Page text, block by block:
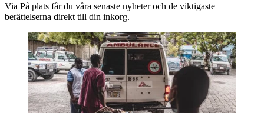
Via På plats får du våra senaste nyheter och de viktigaste
berättelserna direkt till din inkorg.